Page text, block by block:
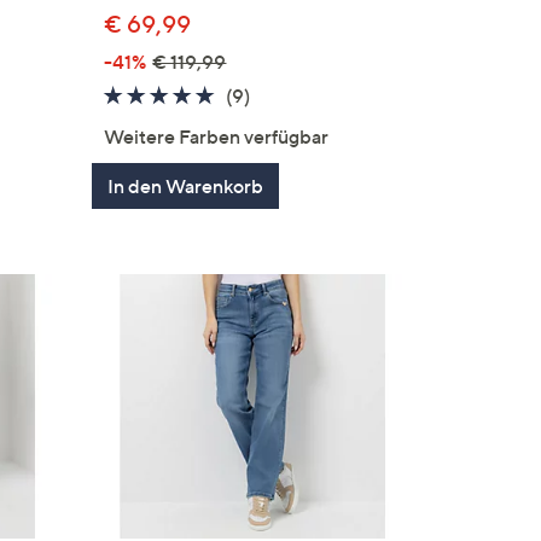
€ 69,99
-41% € 119,99
4.7
5
(9)
Weitere Farben verfügbar
In den Warenkorb